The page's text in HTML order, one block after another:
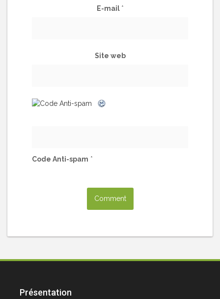
E-mail *
Site web
Code Anti-spam *
Présentation